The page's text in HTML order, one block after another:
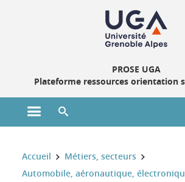
PROSE UGA
Plateforme ressources orientation
Ouvrir le menu principal
Vous êtes ici :
Accueil
Métiers, secteurs
Automobile, aéronautique,